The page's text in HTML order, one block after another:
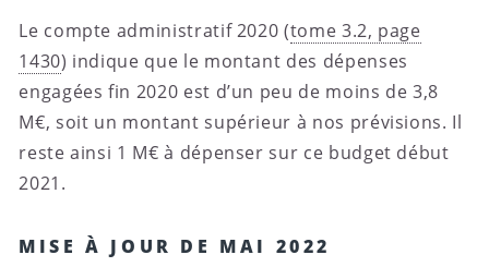
Le compte administratif 2020 (tome 3.2, page
1430) indique que le montant des dépenses
engagées fin 2020 est d’un peu de moins de 3,8
M€, soit un montant supérieur à nos prévisions. Il
reste ainsi 1 M€ à dépenser sur ce budget début
2021.
MISE À JOUR DE MAI 2022